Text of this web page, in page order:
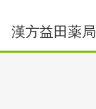
漢方益田薬局